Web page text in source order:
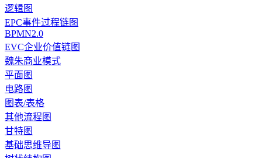
逻辑图
EPC事件过程链图
BPMN2.0
EVC企业价值链图
魏朱商业模式
平面图
电路图
图表/表格
其他流程图
甘特图
基础思维导图